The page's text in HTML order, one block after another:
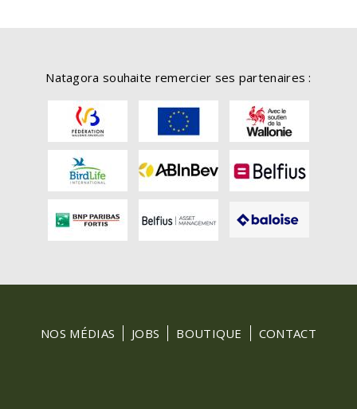
Natagora souhaite remercier ses partenaires :
FOOTER
MENU
NOS MÉDIAS JOBS BOUTIQUE CONTACT